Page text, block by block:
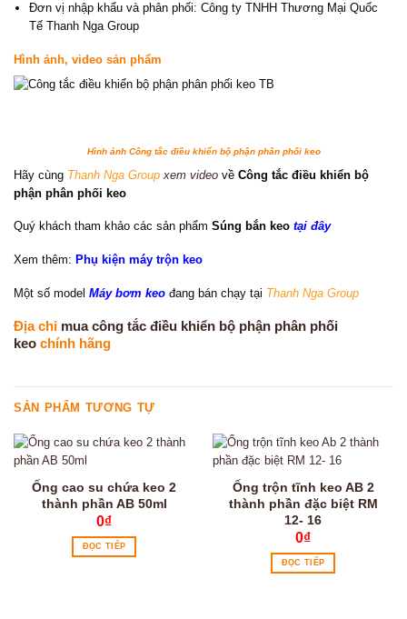
Đơn vị nhập khẩu và phân phối: Công ty TNHH Thương Mại Quốc
Tế Thanh Nga Group
Hình ảnh, video sản phẩm
Hình ảnh Công tắc điều khiển bộ phận phân phối keo
Hãy cùng Thanh Nga Group xem video về Công tắc điều khiển bộ
phận phân phối keo
Quý khách tham khảo các sản phẩm Súng bắn keo tại đây
Xem thêm: Phụ kiện máy trộn keo
Một số model Máy bơm keo đang bán chạy tại Thanh Nga Group
Địa chỉ mua công tắc điều khiển bộ phận phân phối
keo chính hãng
SẢN PHẨM TƯƠNG TỰ
Ống cao su chứa keo 2
thành phần AB 50ml
0₫
ĐỌC TIẾP
Ống trộn tĩnh keo AB 2
thành phần đặc biệt RM
12- 16
0₫
ĐỌC TIẾP